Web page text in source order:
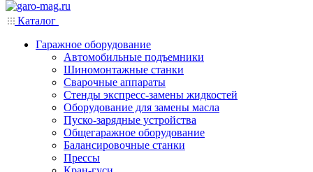
Каталог
Гаражное оборудование
Автомобильные подъемники
Шиномонтажные станки
Сварочные аппараты
Стенды экспресс-замены жидкостей
Оборудование для замены масла
Пуско-зарядные устройства
Общегаражное оборудование
Балансировочные станки
Прессы